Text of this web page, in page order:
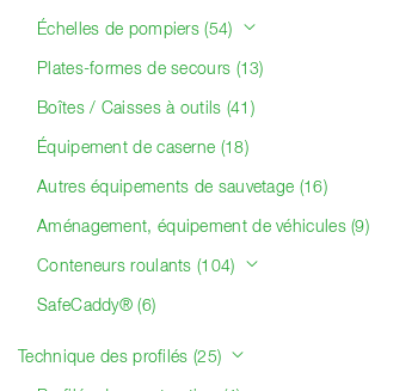
Échelles de pompiers (54)
Plates-formes de secours (13)
Boîtes / Caisses à outils (41)
Équipement de caserne (18)
Autres équipements de sauvetage (16)
Aménagement, équipement de véhicules (9)
Conteneurs roulants (104)
SafeCaddy® (6)
Technique des profilés (25)